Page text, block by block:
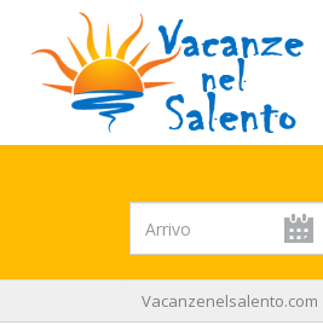
Vacanzenelsalento.com